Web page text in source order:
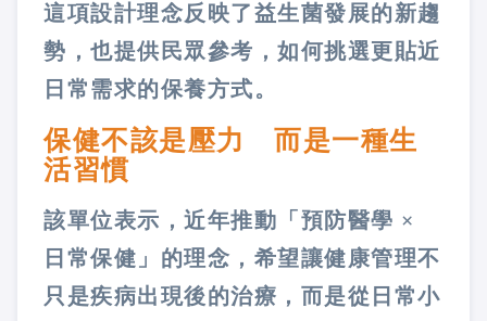
這項設計理念反映了益生菌發展的新趨
勢，也提供民眾參考，如何挑選更貼近
日常需求的保養方式。
保健不該是壓力 而是一種生
活習慣
該單位表示，近年推動「預防醫學 ×
日常保健」的理念，希望讓健康管理不
只是疾病出現後的治療，而是從日常小